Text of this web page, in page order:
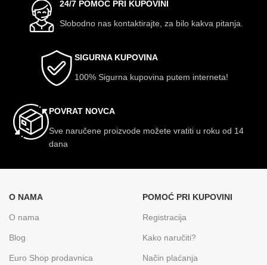
24/7 POMOĆ PRI KUPOVINI
Slobodno nas kontaktirajte, za bilo kakva pitanja.
SIGURNA KUPOVINA
100% Sigurna kupovina putem interneta!
POVRAT NOVCA
Sve naručene proizvode možete vratiti u roku od 14
dana
O NAMA
O nama
Blog
Euro Shop prodavnica
POMOĆ PRI KUPOVINI
Registracija
Kako naručiti?
Način plaćanja